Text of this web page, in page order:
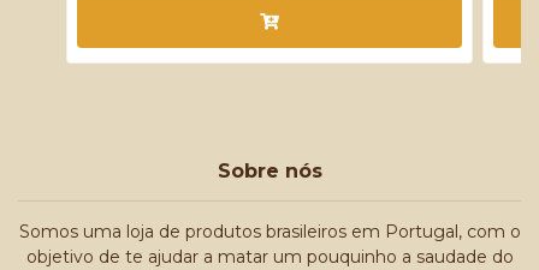
Sobre nós
Somos uma loja de produtos brasileiros em Portugal, com o
objetivo de te ajudar a matar um pouquinho a saudade do